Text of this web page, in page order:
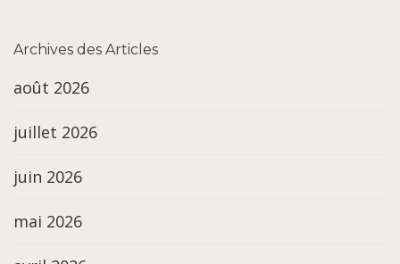
Archives des Articles
août 2026
juillet 2026
juin 2026
mai 2026